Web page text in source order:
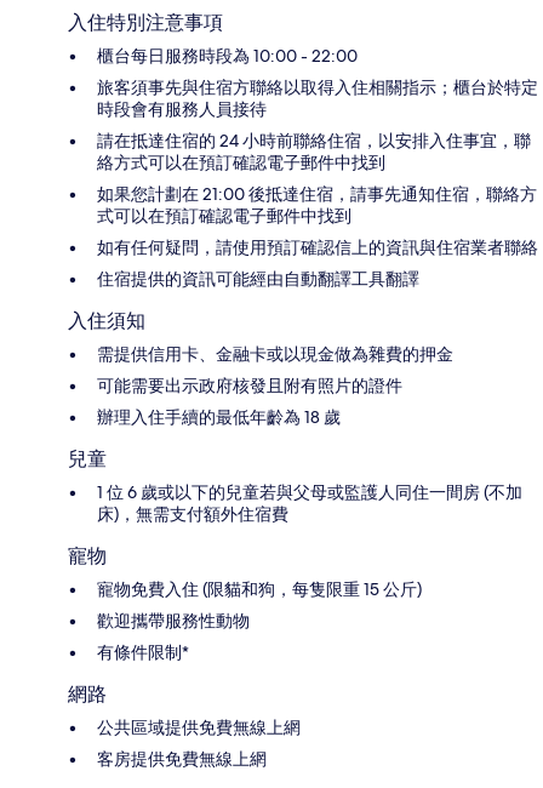
入住特別注意事項
櫃台每日服務時段為 10:00 - 22:00
旅客須事先與住宿方聯絡以取得入住相關指示；櫃台於特定
時段會有服務人員接待
請在抵達住宿的 24 小時前聯絡住宿，以安排入住事宜，聯
絡方式可以在預訂確認電子郵件中找到
如果您計劃在 21:00 後抵達住宿，請事先通知住宿，聯絡方
式可以在預訂確認電子郵件中找到
如有任何疑問，請使用預訂確認信上的資訊與住宿業者聯絡
住宿提供的資訊可能經由自動翻譯工具翻譯
入住須知
需提供信用卡、金融卡或以現金做為雜費的押金
可能需要出示政府核發且附有照片的證件
辦理入住手續的最低年齡為 18 歲
兒童
1 位 6 歲或以下的兒童若與父母或監護人同住一間房 (不加
床)，無需支付額外住宿費
寵物
寵物免費入住 (限貓和狗，每隻限重 15 公斤)
歡迎攜帶服務性動物
有條件限制*
網路
公共區域提供免費無線上網
客房提供免費無線上網